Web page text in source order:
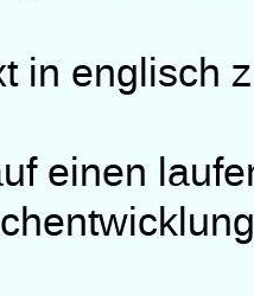
in englisch
einen